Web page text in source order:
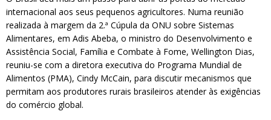
internacional aos seus pequenos agricultores. Numa reunião
realizada à margem da 2.ª Cúpula da ONU sobre Sistemas
Alimentares, em Adis Abeba, o ministro do Desenvolvimento e
Assistência Social, Família e Combate à Fome, Wellington Dias,
reuniu-se com a diretora executiva do Programa Mundial de
Alimentos (PMA), Cindy McCain, para discutir mecanismos que
permitam aos produtores rurais brasileiros atender às exigências
do comércio global.